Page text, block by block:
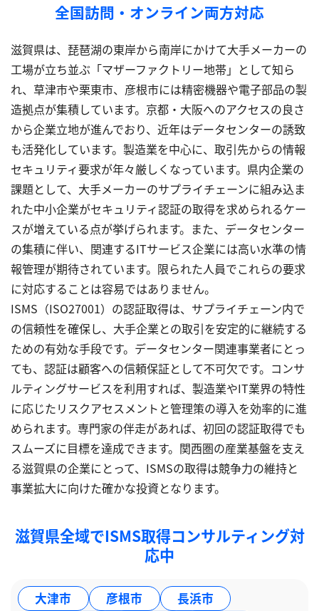
全国訪問・オンライン両方対応
滋賀県は、琵琶湖の東岸から南岸にかけて大手メーカーの
工場が立ち並ぶ「マザーファクトリー地帯」として知ら
れ、草津市や栗東市、彦根市には精密機器や電子部品の製
造拠点が集積しています。京都・大阪へのアクセスの良さ
から企業立地が進んでおり、近年はデータセンターの誘致
も活発化しています。製造業を中心に、取引先からの情報
セキュリティ要求が年々厳しくなっています。県内企業の
課題として、大手メーカーのサプライチェーンに組み込ま
れた中小企業がセキュリティ認証の取得を求められるケー
スが増えている点が挙げられます。また、データセンター
の集積に伴い、関連するITサービス企業には高い水準の情
報管理が期待されています。限られた人員でこれらの要求
に対応することは容易ではありません。
ISMS（ISO27001）の認証取得は、サプライチェーン内で
の信頼性を確保し、大手企業との取引を安定的に継続する
ための有効な手段です。データセンター関連事業者にとっ
ても、認証は顧客への信頼保証として不可欠です。コンサ
ルティングサービスを利用すれば、製造業やIT業界の特性
に応じたリスクアセスメントと管理策の導入を効率的に進
められます。専門家の伴走があれば、初回の認証取得でも
スムーズに目標を達成できます。関西圏の産業基盤を支え
る滋賀県の企業にとって、ISMSの取得は競争力の維持と
事業拡大に向けた確かな投資となります。
滋賀県全域でISMS取得コンサルティング対
応中
大津市 彦根市
長浜市